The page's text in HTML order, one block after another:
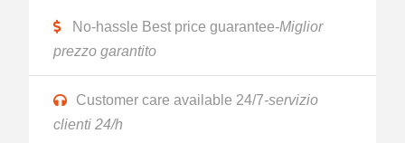
No-hassle Best price guarantee-Miglior
prezzo garantito
Customer care available 24/7-servizio
clienti 24/h